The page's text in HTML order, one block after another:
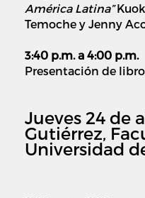
América Latina”Kuok
Temoche y Jenny
3:40 p.m. a 4:00
Presentación de
Jueves 24 de
Gutiérrez,
Universidad